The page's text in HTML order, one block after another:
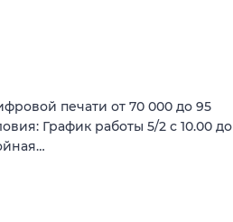
печати от 70 000 до 95
График работы 5/2 с 10.00 до